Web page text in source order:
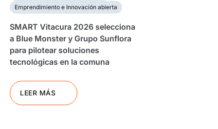
Emprendimiento e Innovación abierta
SMART Vitacura 2026 selecciona
a Blue Monster y Grupo Sunflora
para pilotear soluciones
tecnológicas en la comuna
LEER MÁS